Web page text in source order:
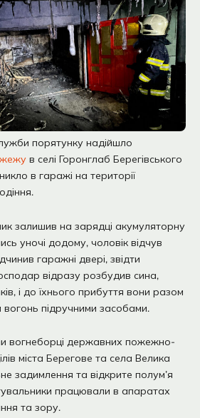
порятунку надійшло
в селі Горонглаб Берегівського
в гаражі на території
залишив на зарядці акумуляторну
уночі додому, чоловік відчув
гаражні двері, звідти
відразу розбудив сина,
і до їхнього прибуття вони разом
підручними засобами.
вогнеборці державних пожежно-
міста Берегове та села Велика
задимлення та відкрите полум’я
працювали в апаратах
та зору.